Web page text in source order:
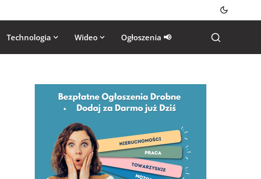
Technologia Wideo Ogłoszenia 📢